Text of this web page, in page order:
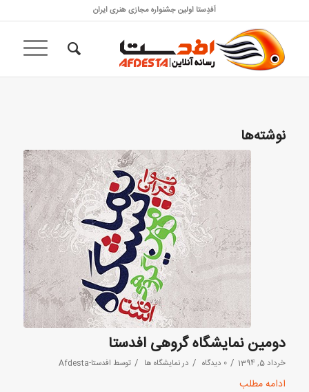
اَفدِستا اولین جشنواره مجازی هنری ایران
نوشته‌ها
دومین نمایشگاه گروهی افدستا
خرداد 5, 1394 / 0 دیدگاه / در نمایشگاه ها / توسط افدستا-Afdesta
ادامه مطلب